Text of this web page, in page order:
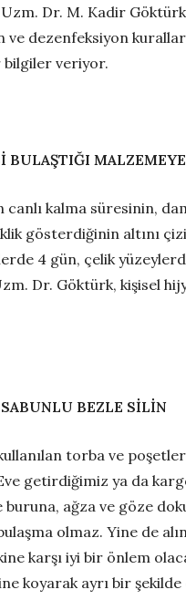
Dr. M. Kadir
dezenfeksiyon
bilgiler veriyor.
BULAŞTIĞI
kalma süresinin,
gösterdiğinin altını
4 gün, çelik
Dr. Göktürk, kişisel
BEZLE SİLİN
torba ve
getirdiğimiz ya da
ağza ve göze
olmaz. Yine de
karşı iyi bir önlem
koyarak ayrı bir